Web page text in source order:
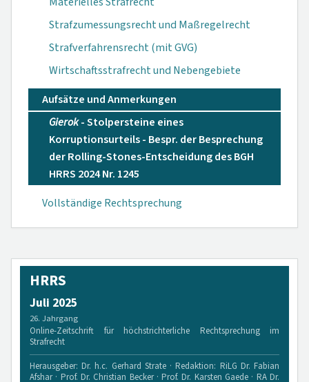
Strafzumessungsrecht und Maßregelrecht
Strafverfahrensrecht (mit GVG)
Wirtschaftsstrafrecht und Nebengebiete
Aufsätze und Anmerkungen
Gierok- Stolpersteine eines
Korruptionsurteils - Bespr. der Besprechung
der Rolling-Stones-Entscheidung des BGH
HRRS 2024 Nr. 1245
Vollständige Rechtsprechung
HRRS
Juli 2025
26. Jahrgang
Online-Zeitschrift für höchstrichterliche Rechtsprechung im
Strafrecht
Herausgeber: Dr. h.c. Gerhard Strate · Redaktion: RiLG Dr. Fabian
Afshar · Prof. Dr. Christian Becker · Prof. Dr. Karsten Gaede · RA Dr.